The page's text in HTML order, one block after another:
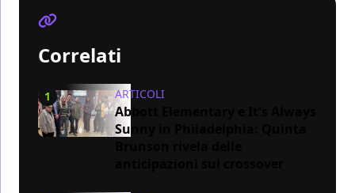
Correlati
1 ARTICOLI
Abbott Elementary e It's Always
Sunny in Philadelphia: Quinta